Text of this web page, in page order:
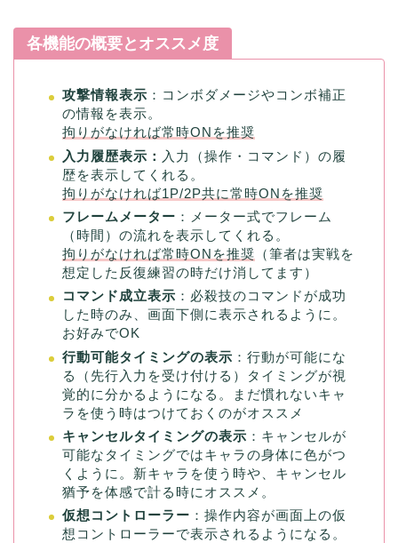
各機能の概要とオススメ度
攻撃情報表示 ：コンボダメージやコンボ補正
の情報を表示。
拘りがなければ常時ONを推奨
入力履歴表示： 入力（操作・コマンド）の履
歴を表示してくれる。
拘りがなければ1P/2P共に常時ONを推奨
フレームメーター ：メーター式でフレーム
（時間）の流れを表示してくれる。
拘りがなければ常時ONを推奨 （筆者は実戦を
想定した反復練習の時だけ消してます）
コマンド成立表示 ：必殺技のコマンドが成功
した時のみ、画面下側に表示されるように。
お好みでOK
行動可能タイミングの表示 ：行動が可能にな
る（先行入力を受け付ける）タイミングが視
覚的に分かるようになる。まだ慣れないキャ
ラを使う時はつけておくのがオススメ
キャンセルタイミングの表示 ：キャンセルが
可能なタイミングではキャラの身体に色がつ
くように。新キャラを使う時や、キャンセル
猶予を体感で計る時にオススメ。
仮想コントローラー ：操作内容が画面上の仮
想コントローラーで表示されるようになる。